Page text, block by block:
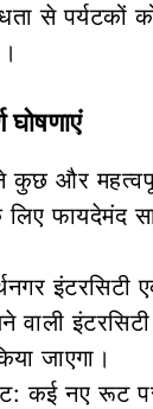
से पर्यटकों
घोषणाएं
कुछ और
लिए फायदेमंद
इंटरसिटी
वाली
जाएगा।
कई नए रूट